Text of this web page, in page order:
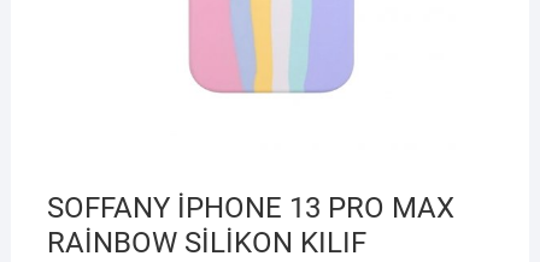
SOFFANY İPHONE 13 PRO MAX
RAİNBOW SİLİKON KILIF